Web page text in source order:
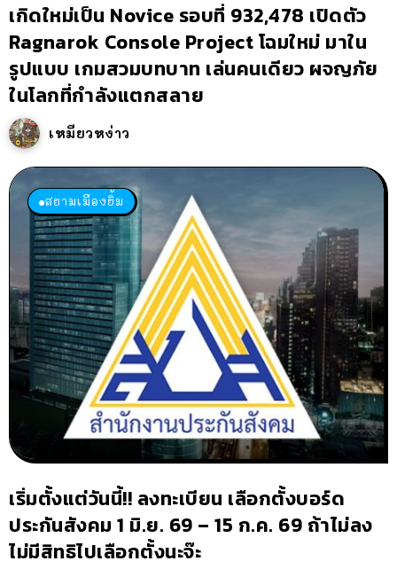
เกิดใหม่เป็น Novice รอบที่ 932,478 เปิดตัว
Ragnarok Console Project โฉมใหม่ มาใน
รูปแบบ เกมสวมบทบาท เล่นคนเดียว ผจญภัย
ในโลกที่กำลังแตกสลาย
เหมียวหง่าว
สยามเมืองยิ้ม
เริ่มตั้งแต่วันนี้!! ลงทะเบียน เลือกตั้งบอร์ด
ประกันสังคม 1 มิ.ย. 69 – 15 ก.ค. 69 ถ้าไม่ลง
ไม่มีสิทธิไปเลือกตั้งนะจ๊ะ